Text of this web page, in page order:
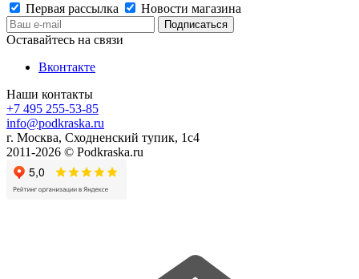
Первая рассылка
Новости магазина
Оставайтесь на связи
Вконтакте
Наши контакты
+7 495 255-53-85
info@podkraska.ru
г. Москва, Сходненский тупик, 1с4
2011-2026 © Podkraska.ru